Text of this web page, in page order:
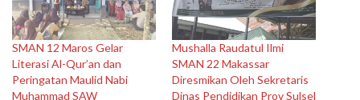
SMAN 12 Maros Gelar
Literasi Al-Qur’an dan
Peringatan Maulid Nabi
Muhammad SAW
Mushalla Raudatul Ilmi
SMAN 22 Makassar
Diresmikan Oleh Sekretaris
Dinas Pendidikan Prov Sulsel